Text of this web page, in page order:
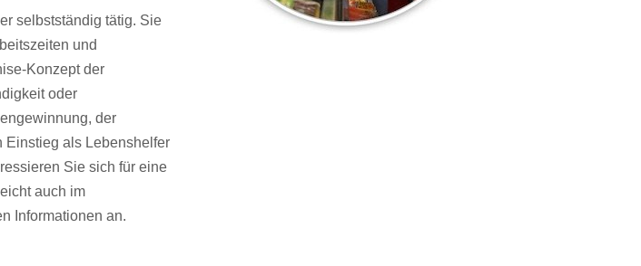
selbstständig tätig. Sie
und
Konzept der
oder
der
Einstieg als Lebenshelfer
Sie sich für eine
auch im
Informationen an.